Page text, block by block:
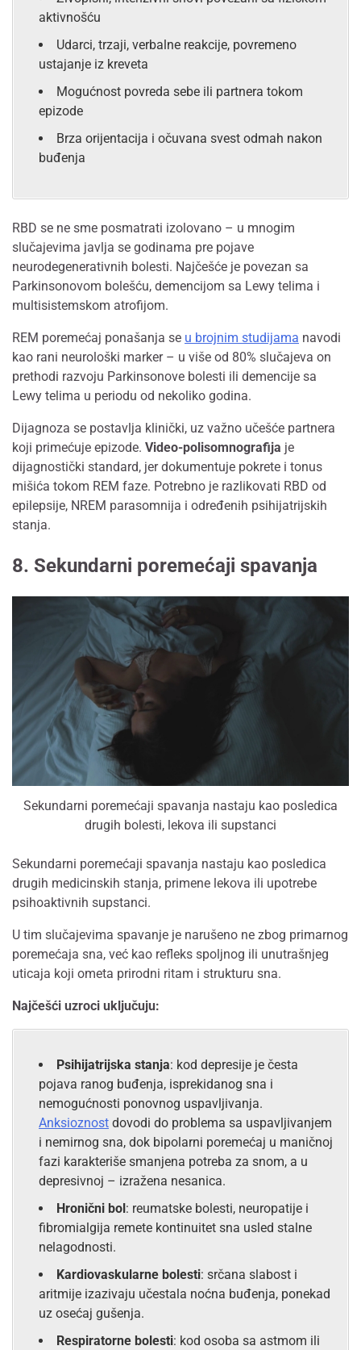
aktivnošću
Udarci, trzaji, verbalne reakcije, povremeno
ustajanje iz kreveta
Mogućnost povreda sebe ili partnera tokom
epizode
Brza orijentacija i očuvana svest odmah nakon
buđenja
RBD se ne sme posmatrati izolovano – u mnogim
slučajevima javlja se godinama pre pojave
neurodegenerativnih bolesti. Najčešće je povezan sa
Parkinsonovom bolešću, demencijom sa Lewy telima i
multisistemskom atrofijom.
REM poremećaj ponašanja se u brojnim studijama navodi
kao rani neurološki marker – u više od 80% slučajeva on
prethodi razvoju Parkinsonove bolesti ili demencije sa
Lewy telima u periodu od nekoliko godina.
Dijagnoza se postavlja klinički, uz važno učešće partnera
koji primećuje epizode. Video-polisomnografija je
dijagnostički standard, jer dokumentuje pokrete i tonus
mišića tokom REM faze. Potrebno je razlikovati RBD od
epilepsije, NREM parasomnija i određenih psihijatrijskih
stanja.
8. Sekundarni poremećaji spavanja
Sekundarni poremećaji spavanja nastaju kao posledica
drugih bolesti, lekova ili supstanci
Sekundarni poremećaji spavanja nastaju kao posledica
drugih medicinskih stanja, primene lekova ili upotrebe
psihoaktivnih supstanci.
U tim slučajevima spavanje je narušeno ne zbog primarnog
poremećaja sna, već kao refleks spoljnog ili unutrašnjeg
uticaja koji ometa prirodni ritam i strukturu sna.
Najčešći uzroci uključuju:
Psihijatrijska stanja: kod depresije je česta
pojava ranog buđenja, isprekidanog sna i
nemogućnosti ponovnog uspavljivanja.
Anksioznost dovodi do problema sa uspavljivanjem
i nemirnog sna, dok bipolarni poremećaj u maničnoj
fazi karakteriše smanjena potreba za snom, a u
depresivnoj – izražena nesanica.
Hronični bol : reumatske bolesti, neuropatije i
fibromialgija remete kontinuitet sna usled stalne
nelagodnosti.
Kardiovaskularne bolesti: srčana slabost i
aritmije izazivaju učestala noćna buđenja, ponekad
uz osećaj gušenja.
Respiratorne bolesti: kod osoba sa astmom ili